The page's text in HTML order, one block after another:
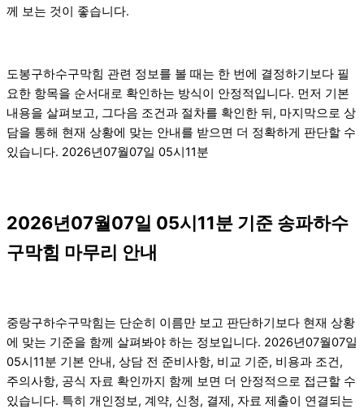
께 보는 것이 좋습니다.
도봉구하수구막힘 관련 정보를 볼 때는 한 번에 결정하기보다 필
요한 항목을 순서대로 확인하는 방식이 안정적입니다. 먼저 기본
내용을 살펴보고, 그다음 조건과 절차를 확인한 뒤, 마지막으로 상
담을 통해 현재 상황에 맞는 안내를 받으면 더 정확하게 판단할 수
있습니다. 2026년07월07일 05시11분
2026년07월07일 05시11분 기준 송파하수
구막힘 마무리 안내
중랑구하수구막힘는 단순히 이름만 보고 판단하기보다 현재 상황
에 맞는 기준을 함께 살펴봐야 하는 정보입니다. 2026년07월07일
05시11분 기본 안내, 상담 전 준비사항, 비교 기준, 비용과 조건,
주의사항, 공식 자료 확인까지 함께 보면 더 안정적으로 접근할 수
있습니다. 특히 개인정보, 계약, 신청, 결제, 자료 제출이 연결되는